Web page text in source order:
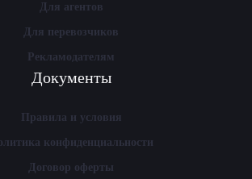
Для агентов
Для перевозчиков
Рекламодателям
Документы
Правила и условия
конфиденциальности
Договор оферты